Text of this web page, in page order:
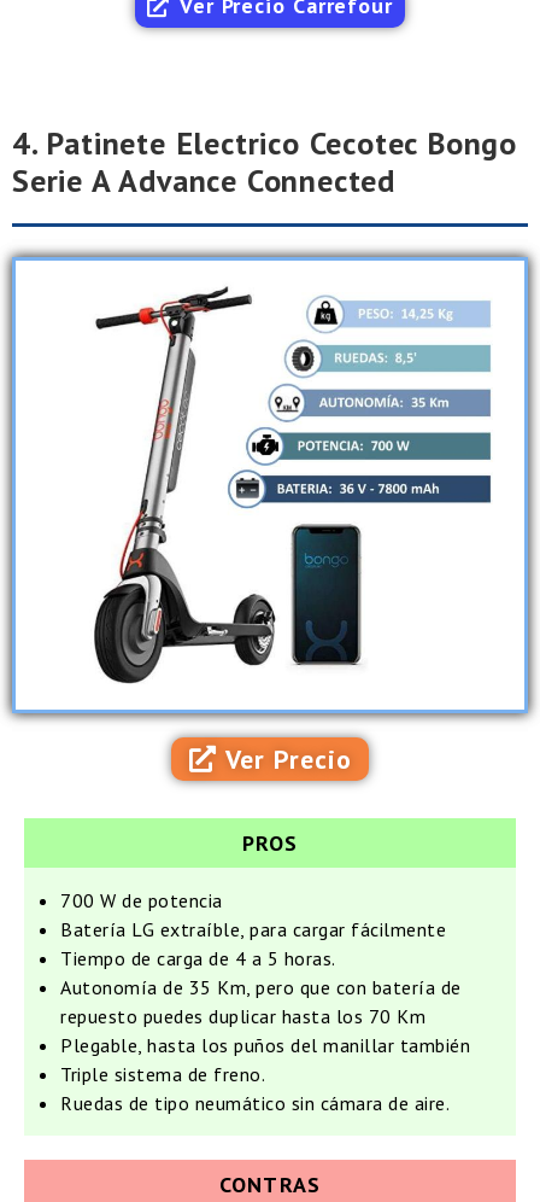
4. Patinete Electrico Cecotec Bongo
Serie A Advance Connected
Ver Precio
PROS
700 W de potencia
Batería LG extraíble, para cargar fácilmente
Tiempo de carga de 4 a 5 horas.
Autonomía de 35 Km, pero que con batería de
repuesto puedes duplicar hasta los 70 Km
Plegable, hasta los puños del manillar también
Triple sistema de freno.
Ruedas de tipo neumático sin cámara de aire.
CONTRAS